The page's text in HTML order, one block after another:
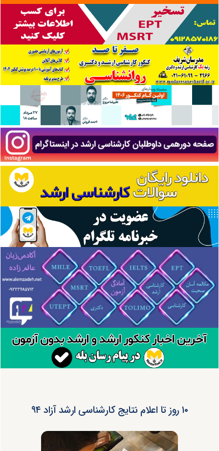
۱۰ روز تا اعلام نتایج کارشناسی ارشد آزاد ۹۴